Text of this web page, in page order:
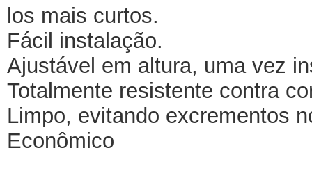
los mais curtos.
Fácil instalação.
Ajustável em altura, uma vez
Totalmente resistente contra
Limpo, evitando excrementos
Econômico